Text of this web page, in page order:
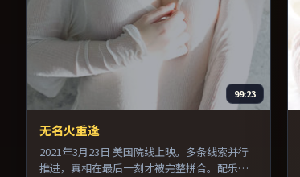
99:23
无名火重逢
2021年3月23日 美国院线上映。多条线索并行
推进，真相在最后一刻才被完整拼合。配乐与